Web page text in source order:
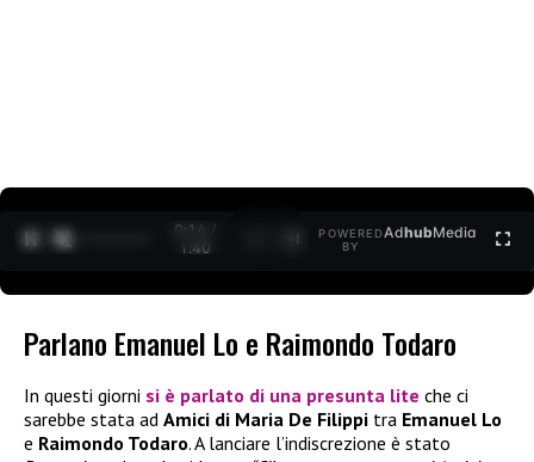
0:15 /
1:40
POWERED
BY
AdhubMedia
Parlano Emanuel Lo e Raimondo Todaro
In questi giorni si è parlato di una presunta lite che ci
sarebbe stata ad Amici di Maria De Filippi tra Emanuel Lo
e Raimondo Todaro. A lanciare l’indiscrezione è stato